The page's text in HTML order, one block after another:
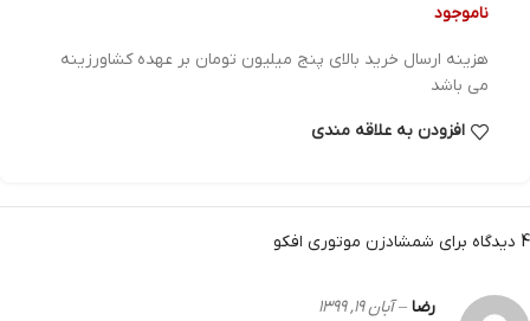
ناموجود
هزینه ارسال خرید بالای پنج میلیون تومان بر عهده کشاورزینه
می باشد
افزودن به علاقه مندی
4 دیدگاه برای شمشادزن موتوری افکو
رضا – آبان ۱۹, ۱۳۹۹